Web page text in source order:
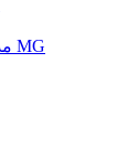
مدل واشر متصل به MG